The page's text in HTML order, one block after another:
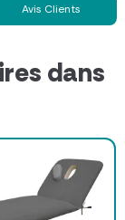
Avis Clients
dans